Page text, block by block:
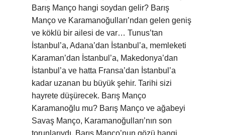
Barış Manço hangi soydan gelir? Barış
Manço ve Karamanoğulları’ndan gelen geniş
ve köklü bir ailesi de var… Tunus’tan
İstanbul’a, Adana’dan İstanbul’a, memleketi
Karaman’dan İstanbul’a, Makedonya’dan
İstanbul’a ve hatta Fransa’dan İstanbul’a
kadar uzanan bu büyük şehir. Tarihi sizi
hayrete düşürecek. Barış Manço
Karamanoğlu mu? Barış Manço ve ağabeyi
Savaş Manço, Karamanoğulları’nın son
torunlarıydı. Barış Manço’nun gözü hangi